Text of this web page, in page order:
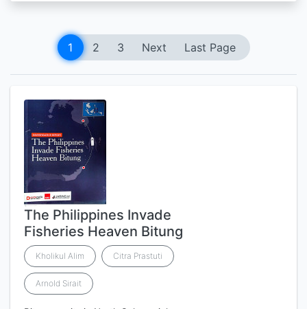
1 2 3 Next Last Page
The Philippines Invade
Fisheries Heaven Bitung
Kholikul Alim Citra Prastuti
Arnold Sirait